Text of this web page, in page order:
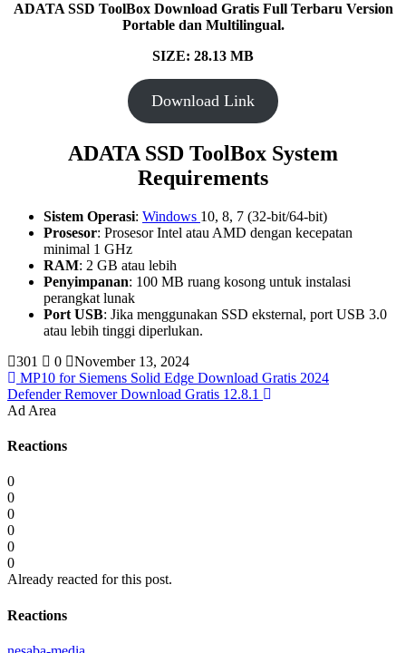
ADATA SSD ToolBox Download Gratis Full Terbaru Version
Portable dan Multilingual.
SIZE: 28.13 MB
Download Link
ADATA SSD ToolBox System
Requirements
Sistem Operasi: Windows 10, 8, 7 (32-bit/64-bit)
Prosesor: Prosesor Intel atau AMD dengan kecepatan
minimal 1 GHz
RAM: 2 GB atau lebih
Penyimpanan: 100 MB ruang kosong untuk instalasi
perangkat lunak
Port USB: Jika menggunakan SSD eksternal, port USB 3.0
atau lebih tinggi diperlukan.
301
0
November 13, 2024
MP10 for Siemens Solid Edge Download Gratis 2024
Defender Remover Download Gratis 12.8.1
Ad Area
Reactions
0
0
0
0
0
0
Already reacted for this post.
Reactions